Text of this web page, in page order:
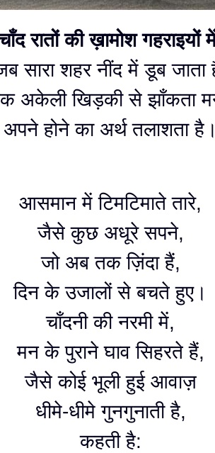
रातों की ख़ामोश गहराइयों
सारा शहर नींद में डूब जाता
अकेली खिड़की से झाँकता
अपने होने का अर्थ तलाशता
आसमान में टिमटिमाते तारे,
जैसे कुछ अधूरे सपने,
जो अब तक ज़िंदा हैं,
दिन के उजालों से बचते हुए।
चाँदनी की नरमी में,
मन के पुराने घाव सिहरते हैं,
जैसे कोई भूली हुई आवाज़
धीमे-धीमे गुनगुनाती है,
कहती है: